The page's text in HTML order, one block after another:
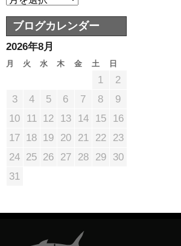
ブログカレンダー
2026年8月
月 火 水 木 金 土 日
1
2
3
4 5 6 7 8
9
10
11 12 13 14 15
16
17 18 19 20 21 22
23
24 25 26 27 28 29
30
31